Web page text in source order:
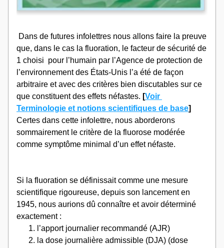
Dans de futures infolettres nous allons faire la preuve
que, dans le cas la fluoration, le facteur de sécurité de
1 choisi  pour l’humain par l’Agence de protection de
l’environnement des États-Unis l’a été de façon
arbitraire et avec des critères bien discutables sur ce
que constituent des effets néfastes. [Voir
Terminologie et notions scientifiques de base]
Certes dans cette infolettre, nous aborderons
sommairement le critère de la fluorose modérée
comme symptôme minimal d’un effet néfaste.
Si la fluoration se définissait comme une mesure
scientifique rigoureuse, depuis son lancement en
1945, nous aurions dû connaître et avoir déterminé
exactement :
l’apport journalier recommandé (AJR)
la dose journalière admissible (DJA) (dose